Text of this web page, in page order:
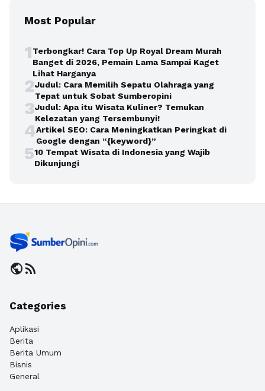
Most Popular
1Terbongkar! Cara Top Up Royal Dream Murah
Banget di 2026, Pemain Lama Sampai Kaget
Lihat Harganya
2Judul: Cara Memilih Sepatu Olahraga yang
Tepat untuk Sobat Sumberopini
3Judul: Apa itu Wisata Kuliner? Temukan
Kelezatan yang Tersembunyi!
4Artikel SEO: Cara Meningkatkan Peringkat di
Google dengan “{keyword}”
510 Tempat Wisata di Indonesia yang Wajib
Dikunjungi
publicrss_feed
Categories
Aplikasi
Berita
Berita Umum
Bisnis
General